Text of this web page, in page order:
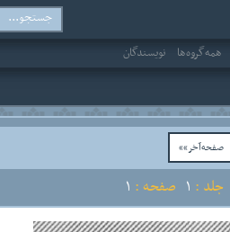
همه‌گروه‌ها
نویسندگان
صفحه‌آخر»»
جلد : صفحه :